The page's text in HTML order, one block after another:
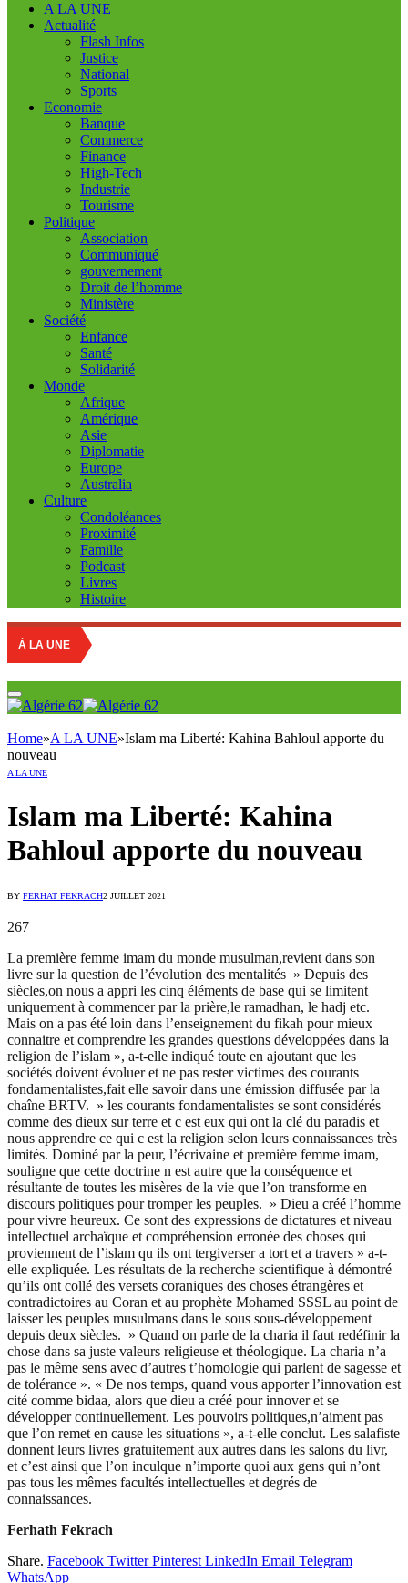
A LA UNE
Actualité
Flash Infos
Justice
National
Sports
Economie
Banque
Commerce
Finance
High-Tech
Industrie
Tourisme
Politique
Association
Communiqué
gouvernement
Droit de l’homme
Ministère
Société
Enfance
Santé
Solidarité
Monde
Afrique
Amérique
Asie
Diplomatie
Europe
Australia
Culture
Condoléances
Proximité
Famille
Podcast
Livres
Histoire
À LA UNE
Home»A LA UNE»Islam ma Liberté: Kahina Bahloul apporte du
nouveau
A LA UNE
Islam ma Liberté: Kahina
Bahloul apporte du nouveau
BY FERHAT FEKRACH2 JUILLET 2021
267
La première femme imam du monde musulman,revient dans son
livre sur la question de l’évolution des mentalités » Depuis des
siècles,on nous a appri les cinq éléments de base qui se limitent
uniquement à commencer par la prière,le ramadhan, le hadj etc.
Mais on a pas été loin dans l’enseignement du fikah pour mieux
connaitre et comprendre les grandes questions développées dans la
religion de l’islam », a-t-elle indiqué toute en ajoutant que les
sociétés doivent évoluer et ne pas rester victimes des courants
fondamentalistes,fait elle savoir dans une émission diffusée par la
chaîne BRTV. » les courants fondamentalistes se sont considérés
comme des dieux sur terre et c est eux qui ont la clé du paradis et
nous apprendre ce qui c est la religion selon leurs connaissances très
limités. Dominé par la peur, l’écrivaine et première femme imam,
souligne que cette doctrine n est autre que la conséquence et
résultante de toutes les misères de la vie que l’on transforme en
discours politiques pour tromper les peuples. » Dieu a créé l’homme
pour vivre heureux. Ce sont des expressions de dictatures et niveau
intellectuel archaïque et compréhension erronée des choses qui
proviennent de l’islam qu ils ont tergiverser a tort et a travers » a-t-
elle expliquée. Les résultats de la recherche scientifique à démontré
qu’ils ont collé des versets coraniques des choses étrangères et
contradictoires au Coran et au prophète Mohamed SSSL au point de
laisser les peuples musulmans dans le sous sous-développement
depuis deux siècles. » Quand on parle de la charia il faut redéfinir la
chose dans sa juste valeurs religieuse et théologique. La charia n’a
pas le même sens avec d’autres t’homologie qui parlent de sagesse et
de tolérance ». « De nos temps, quand vous apporter l’innovation est
cité comme bidaa, alors que dieu a créé pour innover et se
développer continuellement. Les pouvoirs politiques,n’aiment pas
que l’on remet en cause les situations », a-t-elle conclut. Les salafiste
donnent leurs livres gratuitement aux autres dans les salons du livr,
et c’est ainsi que l’on inculque n’importe quoi aux gens qui n’ont
pas tous les mêmes facultés intellectuelles et degrés de
connaissances.
Ferhath Fekrach
Share. Facebook Twitter Pinterest LinkedIn Email Telegram
WhatsApp